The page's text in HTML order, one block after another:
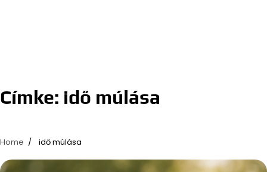
Címke: idő múlása
Home idő múlása